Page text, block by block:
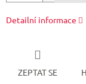
Detailní informace
ZEPTAT SE